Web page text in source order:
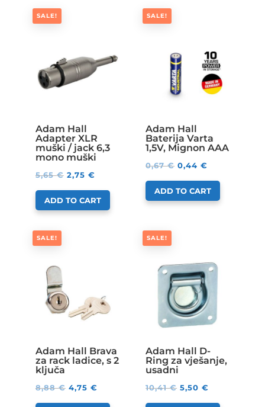
SALE!
Adam Hall
Adapter XLR
muški / jack 6,3
mono muški
5,65€ 2,75 €
ADD TO CART
SALE!
Adam Hall
Baterija Varta
1,5V, Mignon AAA
0,67€ 0,44€
ADD TO CART
SALE!
Adam Hall Brava
za rack ladice, s 2
ključa
8,88€ 4,75 €
SALE!
Adam Hall D-
Ring za vješanje,
usadni
10,41€ 5,50€